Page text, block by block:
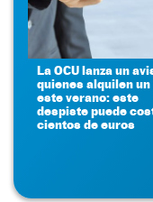
La OCU lanza un
quienes alquilen
este verano: este
despiste puede
cientos de euros